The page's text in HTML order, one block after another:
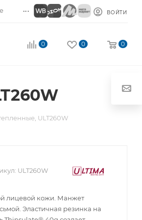
... ВОЙТИ
0 0 0
ULT260W
ULT260W
лицевой кожи. Манжет
Эластичная резинка на